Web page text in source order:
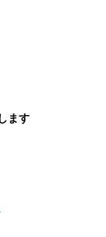
ます
式ファンページ